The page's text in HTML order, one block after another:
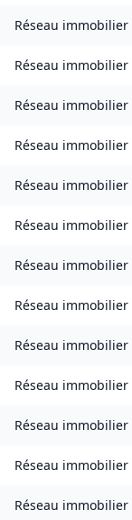
Réseau immobilier
Réseau immobilier
Réseau immobilier
Réseau immobilier
Réseau immobilier
Réseau immobilier
Réseau immobilier
Réseau immobilier
Réseau immobilier
Réseau immobilier
Réseau immobilier
Réseau immobilier
Réseau immobilier